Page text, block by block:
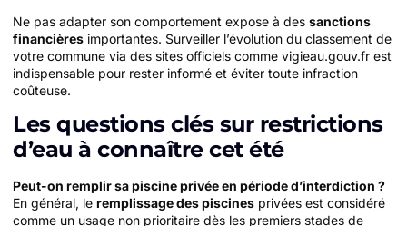
Ne pas adapter son comportement expose à des sanctions
financières importantes. Surveiller l’évolution du classement de
votre commune via des sites officiels comme vigieau.gouv.fr est
indispensable pour rester informé et éviter toute infraction
coûteuse.
Les questions clés sur restrictions
d’eau à connaître cet été
Peut-on remplir sa piscine privée en période d’interdiction ?
En général, le remplissage des piscines privées est considéré
comme un usage non prioritaire dès les premiers stades de